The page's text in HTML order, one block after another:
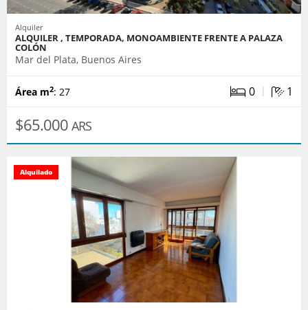
Alquiler
ALQUILER , TEMPORADA, MONOAMBIENTE FRENTE A PALAZA
COLÓN
Mar del Plata, Buenos Aires
Área m2: 27 0 | 1
$65.000 ARS
Alquilado